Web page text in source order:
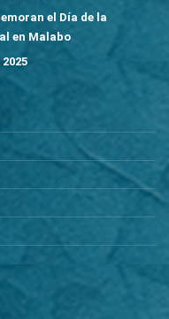
el Día de la
en Malabo